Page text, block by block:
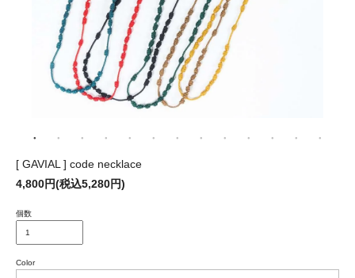
[ GAVIAL ] code necklace
4,800円(税込5,280円)
個数
Color